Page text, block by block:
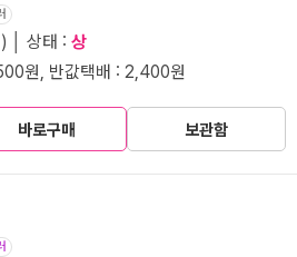
│ 상태 : 상
원, 반값택배 : 2,400원
바로구매 보관함